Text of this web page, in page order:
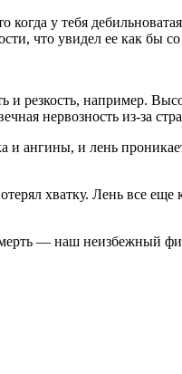
у тебя
что увидел ее как бы
резкость, например.
нервозность из-за
ангины, и лень
хватку. Лень все
— наш неизбежный